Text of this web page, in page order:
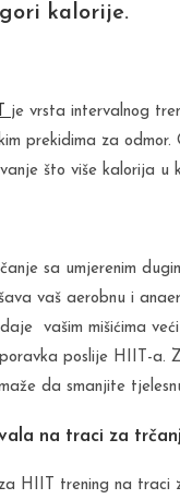
kalorije.
je vrsta intervalnog
prekidima za
što više kalorija u
sa umjerenim
vaš aerobnu i
vašim mišićima
poslije HIIT-a.
da smanjite
na traci za
HIIT trening na